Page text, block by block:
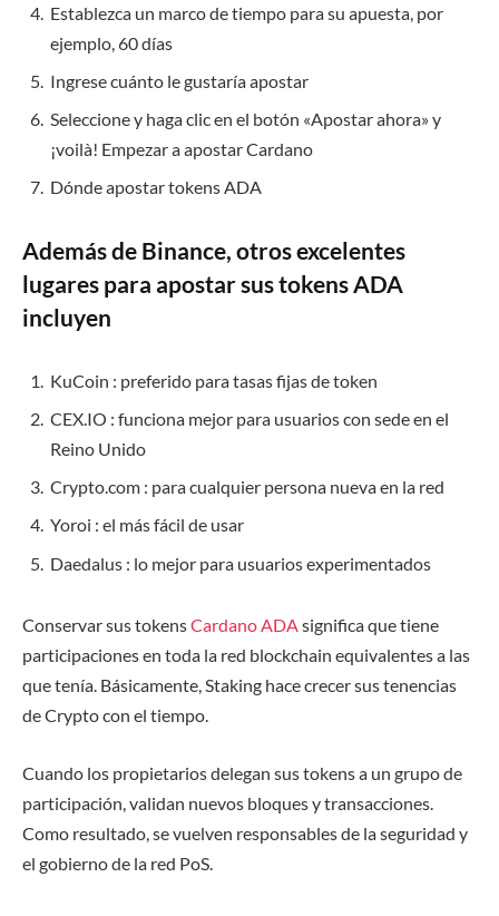
Establezca un marco de tiempo para su apuesta, por
ejemplo, 60 días
Ingrese cuánto le gustaría apostar
Seleccione y haga clic en el botón «Apostar ahora» y
¡voilà! Empezar a apostar Cardano
Dónde apostar tokens ADA
Además de Binance, otros excelentes
lugares para apostar sus tokens ADA
incluyen
KuCoin : preferido para tasas fijas de token
CEX.IO : funciona mejor para usuarios con sede en el
Reino Unido
Crypto.com : para cualquier persona nueva en la red
Yoroi : el más fácil de usar
Daedalus : lo mejor para usuarios experimentados
Conservar sus tokensCardano ADAsignifica que tiene
participaciones en toda la red blockchain equivalentes a las
que tenía. Básicamente, Staking hace crecer sus tenencias
de Crypto con el tiempo.
Cuando los propietarios delegan sus tokens a un grupo de
participación, validan nuevos bloques y transacciones.
Como resultado, se vuelven responsables de la seguridad y
el gobierno de la red PoS.